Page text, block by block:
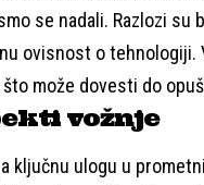
se nadali. Razlozi
ovisnost o
može dovesti do
vožnje
ključnu ulogu u